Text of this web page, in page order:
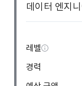
데이터 엔지니
레벨
경력